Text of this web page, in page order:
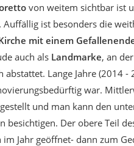
von weitem sichtbar ist
ist besonders die
mit einem
auch als Landmarke, an
abstattet. Lange Jahre (2014 -
war.
und man kann den
besichtigen. Der obere Teil
Jahr geöffnet- dann zum